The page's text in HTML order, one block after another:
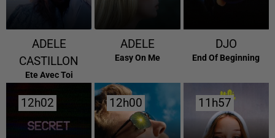
ADELE
CASTILLON
Ete Avec Toi
ADELE
Easy On Me
DJO
End Of Beginning
12h02
12h02 12h00
12h00 11h57
11h57